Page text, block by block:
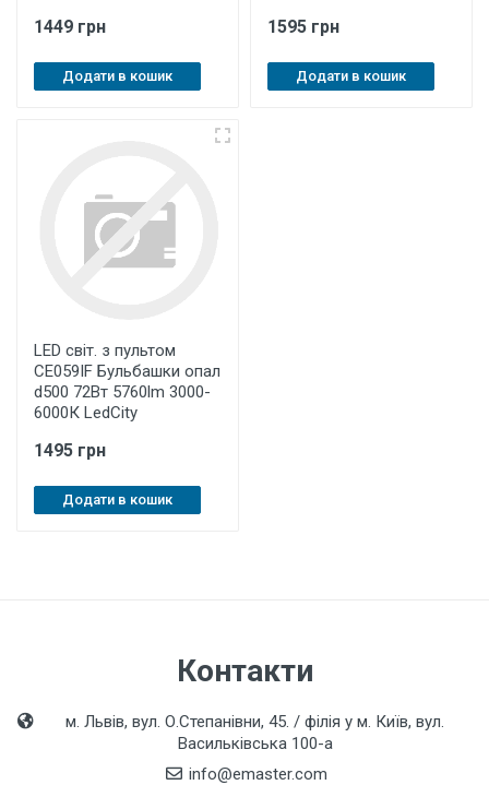
1449 грн
Додати в кошик
1595 грн
Додати в кошик
LED світ. з пультом
CE059IF Бульбашки опал
d500 72Вт 5760lm 3000-
6000К LedCity
1495 грн
Додати в кошик
Контакти
м. Львів, вул. О.Степанівни, 45. / філія у м. Київ, вул.
Васильківська 100-а
info@emaster.com